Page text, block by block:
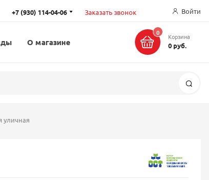
+7 (930) 114-04-06 Заказать звонок Войти
О магазине
0 Корзина
0 руб.
уличная